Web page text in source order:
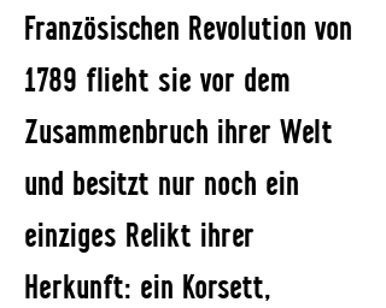
Französischen Revolution von
1789 flieht sie vor dem
Zusammenbruch ihrer Welt
und besitzt nur noch ein
einziges Relikt ihrer
Herkunft: ein Korsett,